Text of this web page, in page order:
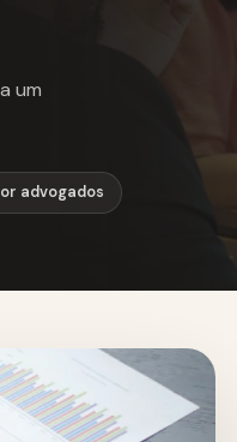
um
advogados